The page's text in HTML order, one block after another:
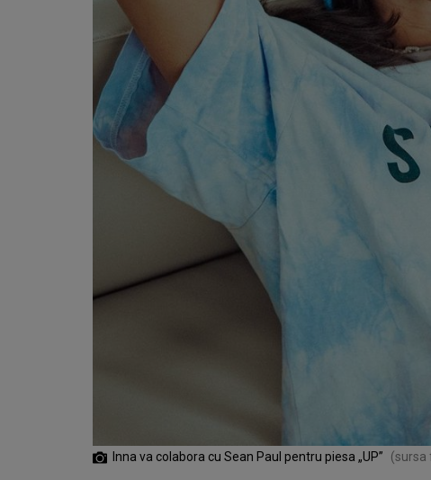
Inna va colabora cu Sean Paul pentru piesa „UP” (sursa